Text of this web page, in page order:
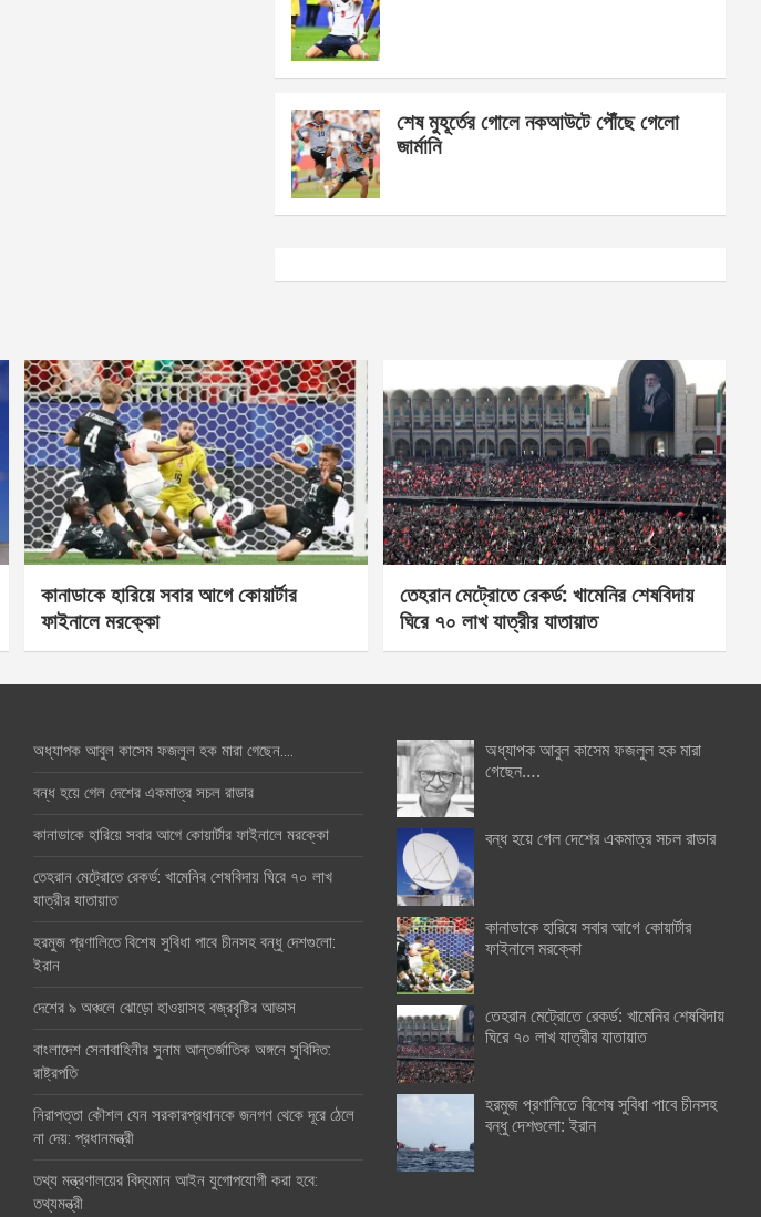
শেষ মুহূর্তের গোলে নকআউটে পৌঁছে গেলো
জার্মানি
কানাডাকে হারিয়ে সবার আগে কোয়ার্টার
ফাইনালে মরক্কো
তেহরান মেট্রোতে রেকর্ড: খামেনির শেষবিদায়
ঘিরে ৭০ লাখ যাত্রীর যাতায়াত
অধ্যাপক আবুল কাসেম ফজলুল হক মারা গেছেন….
বন্ধ হয়ে গেল দেশের একমাত্র সচল রাডার
কানাডাকে হারিয়ে সবার আগে কোয়ার্টার ফাইনালে মরক্কো
তেহরান মেট্রোতে রেকর্ড: খামেনির শেষবিদায় ঘিরে ৭০ লাখ
যাত্রীর যাতায়াত
হরমুজ প্রণালিতে বিশেষ সুবিধা পাবে চীনসহ বন্ধু দেশগুলো:
ইরান
দেশের ৯ অঞ্চলে ঝোড়ো হাওয়াসহ বজ্রবৃষ্টির আভাস
বাংলাদেশ সেনাবাহিনীর সুনাম আন্তর্জাতিক অঙ্গনে সুবিদিত:
রাষ্ট্রপতি
নিরাপত্তা কৌশল যেন সরকারপ্রধানকে জনগণ থেকে দূরে ঠেলে
না দেয়: প্রধানমন্ত্রী
তথ্য মন্ত্রণালয়ের বিদ্যমান আইন যুগোপযোগী করা হবে:
তথ্যমন্ত্রী
অধ্যাপক আবুল কাসেম ফজলুল হক মারা
গেছেন….
বন্ধ হয়ে গেল দেশের একমাত্র সচল রাডার
কানাডাকে হারিয়ে সবার আগে কোয়ার্টার
ফাইনালে মরক্কো
তেহরান মেট্রোতে রেকর্ড: খামেনির শেষবিদায়
ঘিরে ৭০ লাখ যাত্রীর যাতায়াত
হরমুজ প্রণালিতে বিশেষ সুবিধা পাবে চীনসহ
বন্ধু দেশগুলো: ইরান